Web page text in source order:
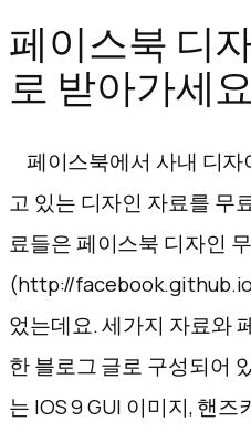
로
바
로
페이스북 디
로 받아가세
페이스북에서 사내 디
고 있는 디자인 자료를 무
료들은 페이스북 디자인
(http://
었는데요. 세가지 자료와
한 블로그 글로 구성되어
는 IOS 9 GUI 이미지, 핸